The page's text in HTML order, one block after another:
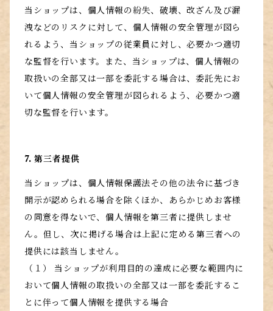
当ショップは、個人情報の紛失、破壊、改ざん及び漏
洩などのリスクに対して、個人情報の安全管理が図ら
れるよう、当ショップの従業員に対し、必要かつ適切
な監督を行います。また、当ショップは、個人情報の
取扱いの全部又は一部を委託する場合は、委託先にお
いて個人情報の安全管理が図られるよう、必要かつ適
切な監督を行います。
7. 第三者提供
当ショップは、個人情報保護法その他の法令に基づき
開示が認められる場合を除くほか、あらかじめお客様
の同意を得ないで、個人情報を第三者に提供しませ
ん。但し、次に掲げる場合は上記に定める第三者への
提供には該当しません。
（１） 当ショップが利用目的の達成に必要な範囲内に
おいて個人情報の取扱いの全部又は一部を委託するこ
とに伴って個人情報を提供する場合